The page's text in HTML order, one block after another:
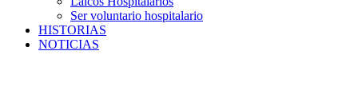
Ser voluntario hospitalario
HISTORIAS
NOTICIAS